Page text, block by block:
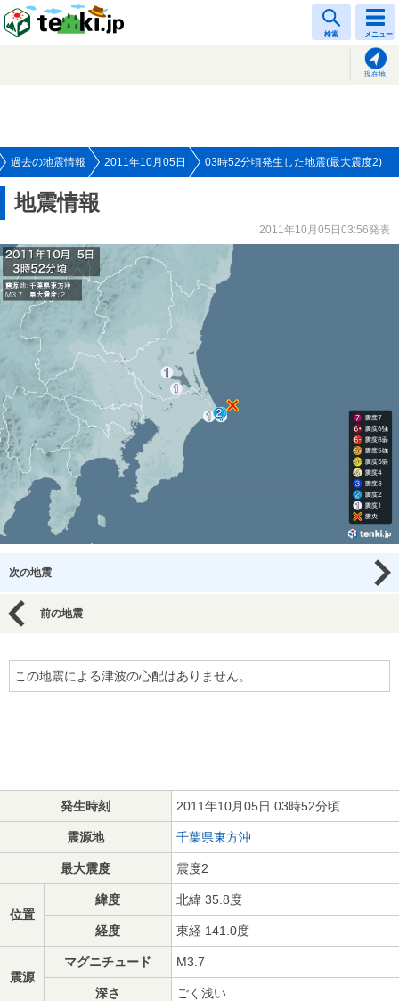
検索 メニュー
現在地
過去の地震情報 2011年10月05日 03時52分頃発生した地震(最大震度2)
地震情報
2011年10月05日03:56発表
次の地震
前の地震
この地震による津波の心配はありません。
発生時刻 2011年10月05日 03時52分頃
震源地 千葉県東方沖
最大震度 震度2
位置
緯度 北緯 35.8度
経度 東経 141.0度
震源
マグニチュード M3.7
深さ ごく浅い